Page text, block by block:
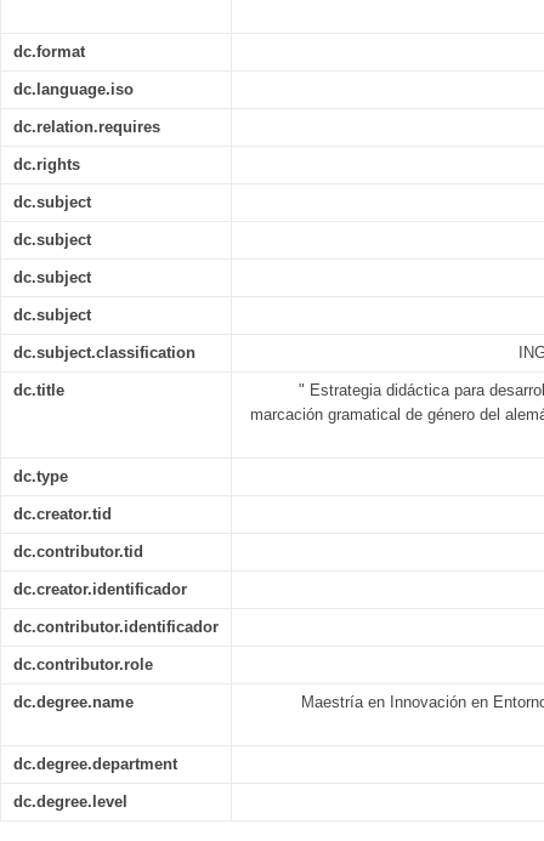
dc.format
dc.language.iso
dc.relation.requires
dc.rights
dc.subject
dc.subject
dc.subject
dc.subject
dc.subject.classification
dc.title
" Estrategia didáctica para
marcación gramatical de género del
dc.type
dc.creator.tid
dc.contributor.tid
dc.creator.identificador
dc.contributor.identificador
dc.contributor.role
dc.degree.name Maestría en Innovación en
dc.degree.department
dc.degree.level